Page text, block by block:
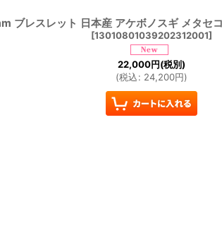
ブレスレット 日本産 アケボノスギ メタセ
[13010801039202312001]
22,000円(税別)
(税込: 24,200円)